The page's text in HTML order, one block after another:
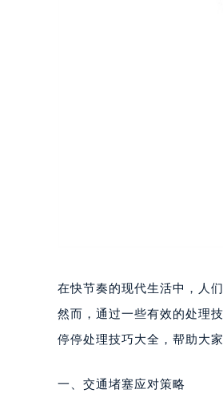
在快节奏的现代生活中，人
然而，通过一些有效的处理
停停处理技巧大全，帮助大
一、交通堵塞应对策略